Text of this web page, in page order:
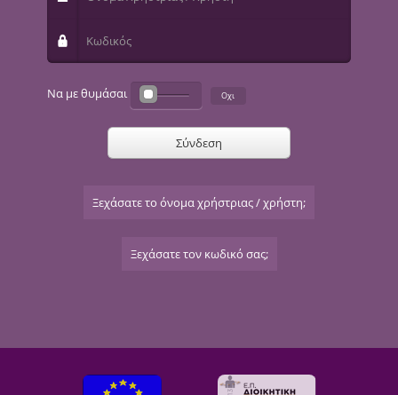
Κωδικός
Να με θυμάσαι
Σύνδεση
Ξεχάσατε το όνομα χρήστριας / χρήστη;
Ξεχάσατε τον κωδικό σας;